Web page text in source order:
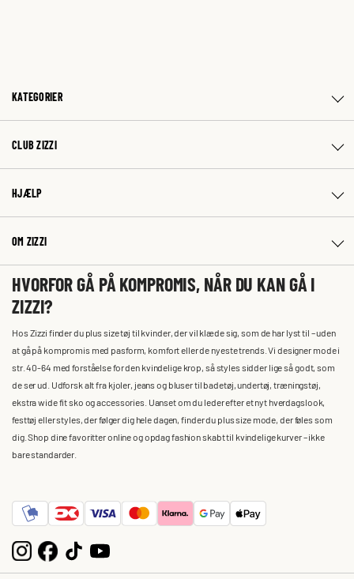
KATEGORIER
CLUB ZIZZI
HJÆLP
OM ZIZZI
HVORFOR GÅ PÅ KOMPROMIS, NÅR DU KAN GÅ I
ZIZZI?
Hos Zizzi finder du plus size tøj til kvinder, der vil klæde sig, som de har lyst til – uden
at gå på kompromis med pasform, komfort eller de nyeste trends. Vi designer mode i
str. 40-64 med forståelse for den kvindelige krop, så styles sidder lige så godt, som
de ser ud. Udforsk alt fra kjoler, jeans og bluser til badetøj, undertøj, træningstøj,
ekstra wide fit sko og accessories. Uanset om du leder efter et nyt hverdagslook,
festtøj eller styles, der følger dig hele dagen, finder du plus size mode, der føles som
dig. Shop dine favoritter online og opdag fashion skabt til kvindelige kurver – ikke
bare standarder.